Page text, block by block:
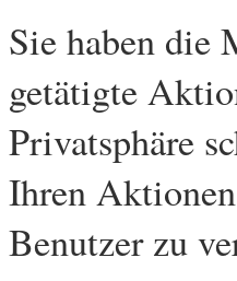
Sie haben die
getätigte
Privatsphäre
Ihren
Benutzer zu